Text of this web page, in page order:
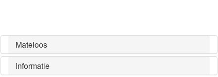
Mateloos
Informatie